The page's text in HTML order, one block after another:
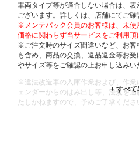
車両タイプ等が適合しない場合は、
ございます。詳しくは、店舗にてご確
※メンテパック会員のお客様は、未
価格に関わらず当サービスをご利用頂
※ご注文時のサイズ間違いなど、お客
も含め、商品の交換、返品返金等お
やサイズ等をご確認の上お申し込みい
※違法改造車の入庫作業および、作業
ェンダーからのはみ出し等、法規を
たしかねますので、予めご了承くださ